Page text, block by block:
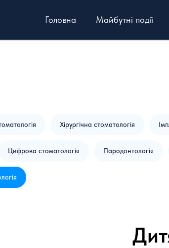
Головна Майбутні події
Хірургічна стоматологія
Цифрова стоматологія Пародонтологія